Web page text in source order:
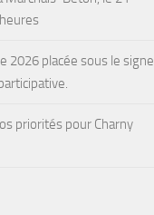
2026 placée sous le signe
priorités pour Charny